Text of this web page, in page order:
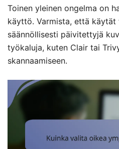
Toinen yleinen ongelma on
käyttö. Varmista, että käytät
säännöllisesti päivitettyjä
työkaluja, kuten Clair tai
skannaamiseen.